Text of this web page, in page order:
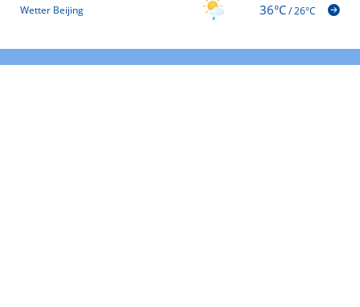
Wetter Beijing 36°C/26°C